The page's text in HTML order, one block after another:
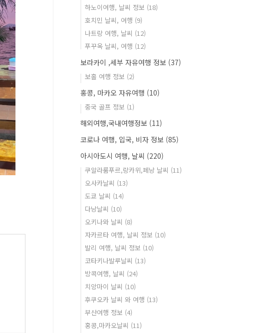
하노이여행, 날씨 정보 (18)
호치민 날씨, 여행 (9)
나트랑 여행, 날씨 (12)
푸꾸옥 날씨, 여행 (12)
보라카이 ,세부 자유여행 정보 (37)
보홀 여행 정보 (2)
홍콩, 마카오 자유여행 (10)
중국 골프 정보 (1)
해외여행,국내여행정보 (11)
코로나 여행, 입국, 비자 정보 (85)
아시아도시 여행, 날씨 (220)
쿠알라룸푸르,랑카위,페낭 날씨 (11)
오사카날씨 (13)
도쿄 날씨 (14)
다낭날씨 (10)
오키나와 날씨 (8)
자카르타 여행, 날씨 정보 (10)
발리 여행, 날씨 정보 (10)
코타키나발루날씨 (13)
방콕여행, 날씨 (24)
치앙마이 날씨 (10)
후쿠오카 날씨 와 여행 (13)
부산여행 정보 (4)
홍콩,마카오날씨 (11)